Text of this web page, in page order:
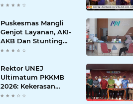
KREATIVITAS ANAK
Puskesmas Mangli
Genjot Layanan, AKI-
AKB Dan Stunting
Ditekan
Rektor UNEJ
Ultimatum PKKMB
2026: Kekerasan
Dilarang, Dekan Turun